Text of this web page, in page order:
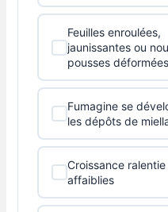
Feuilles enroulées,
jaunissantes ou
pousses déformées
Fumagine se
les dépôts de
Croissance
affaiblies